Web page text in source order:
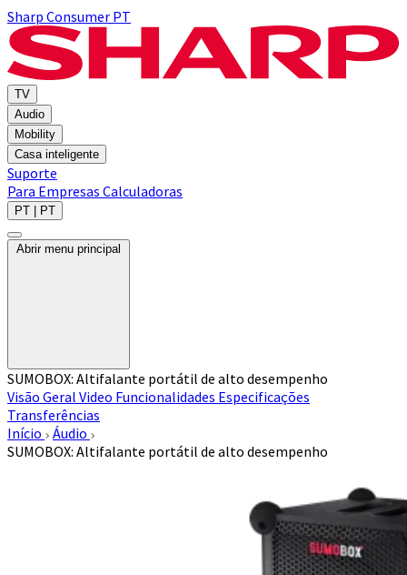
Sharp Consumer PT
TV
Audio
Mobility
Casa inteligente
Suporte
Para Empresas Calculadoras
PT | PT
Abrir menu principal
SUMOBOX: Altifalante portátil de alto desempenho
Visão Geral Video Funcionalidades Especificações
Transferências
Início
Áudio
SUMOBOX: Altifalante portátil de alto desempenho